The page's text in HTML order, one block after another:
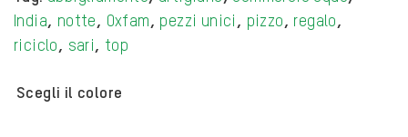
India, notte, Oxfam, pezzi unici , pizzo, regalo,
riciclo, sari, top
Scegli il colore